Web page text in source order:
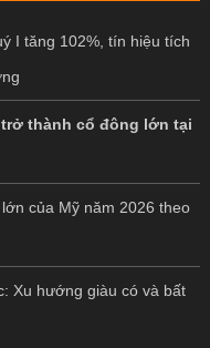
I tăng 102%, tín hiệu tích
thành cổ đông lớn tại
của Mỹ năm 2026 theo
Xu hướng giàu có và bất